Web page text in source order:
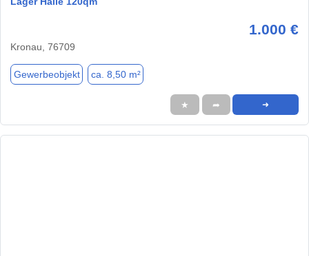
1.000 €
Kronau, 76709
Gewerbeobjekt ca. 8,50 m²
★ ➦ ➜